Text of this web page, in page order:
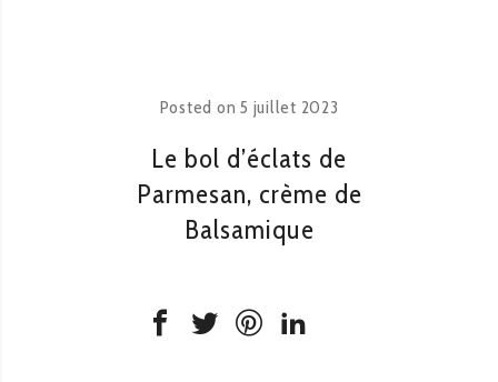
Posted on 5 juillet 2023
Le bol d’éclats de
Parmesan, crème de
Balsamique